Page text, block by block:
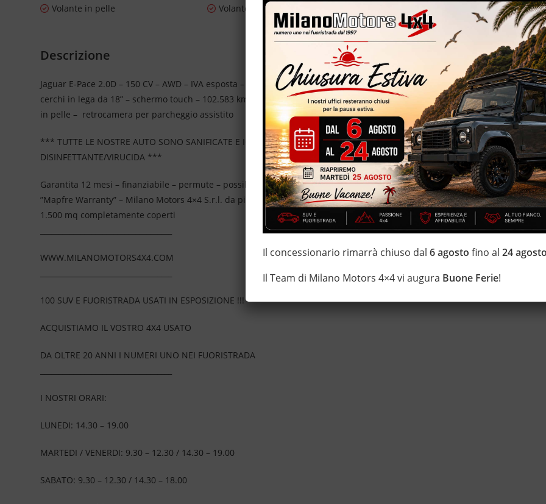
Volante in pelle
Volante multifunzione
Descrizione
Jaguar E-Pace 2.0D – 150 CV – AWD – IVA esposta – cambio automatico – Apple/Android CarPlay – navigatore cartografico –
cerchi in lega da 18” – schermo touch – 102.583 km certificati e garantiti – euro 6D Temp – volante multifunzione – volante
in pelle – retrocamera per parcheggio assistito
*** TUTTE LE NOSTRE AUTO SONO SANIFICATE E IGIENIZZATE CON TRATTAMENTI DI VAPORE, OZONO E
DISINFETTANTE/VIRUCIDA ***
Garantita 12 mesi – finanziabile – permute – possibilità di estensione della garanzia con i leader del mercato ”Opteven” e
”Mapfre Warranty” – Milano Motors 4×4 S.r.l. da più di 20 anni Numeri Uno Nei Fuoristrada con un’ esposizione da più di
1.500 mq completamente coperti
WWW.MILANOMOTORS4X4.COM
100 SUV E FUORISTRADA USATI IN ESPOSIZIONE !!!
ACQUISTIAMO IL VOSTRO 4X4 USATO
DA OLTRE 20 ANNI I NUMERI UNO NEI FUORISTRADA
I NOSTRI ORARI:
LUNEDI: 14.30 – 19.00
MARTEDI / VENERDI: 9.30 – 12.30 / 14.30 – 19.00
SABATO: 9.30 – 12.30 / 14.30 – 18.00
Il concessionario rimarrà chiuso dal6 agosto fino al24
Il Team di Milano Motors 4×4 vi augura Buone Ferie!